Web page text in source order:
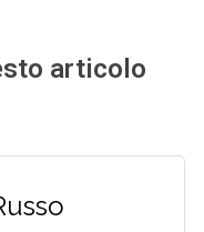
articolo